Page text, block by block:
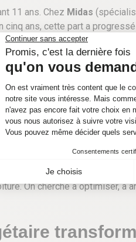
11 ans. Chez Midas
cinq ans, cette part a
des forfaits à prix réduit. Le
la
les250 000 kilomètres ,
de réemploi. Ces pièces
On cherche à optimiser, à